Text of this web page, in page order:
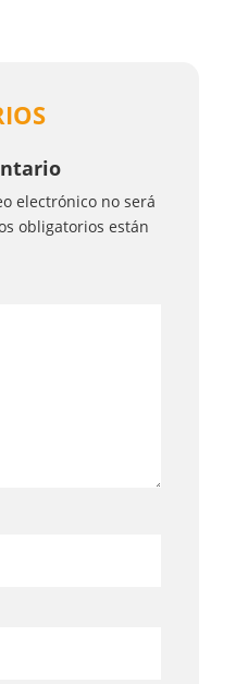
electrónico no será
obligatorios están